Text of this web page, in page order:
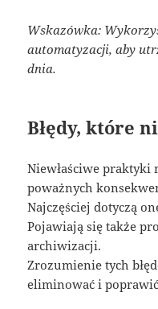
Wskazówka:
automatyzacji, aby
dnia.
Błędy, które
Niewłaściwe praktyki
poważnych
Najczęściej dotyczą
Pojawiają się także
archiwizacji.
Zrozumienie tych
eliminować i